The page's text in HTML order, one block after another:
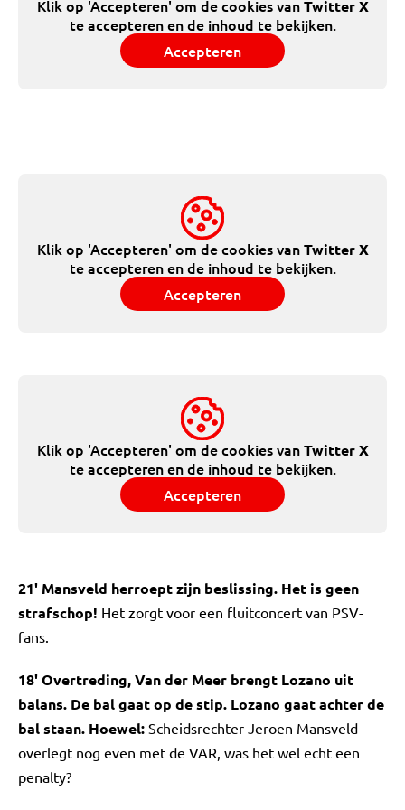
Klik op 'Accepteren' om de cookies vanTwitter X
te accepteren en de inhoud te bekijken.
Accepteren
Klik op 'Accepteren' om de cookies vanTwitter X
te accepteren en de inhoud te bekijken.
Accepteren
Klik op 'Accepteren' om de cookies vanTwitter X
te accepteren en de inhoud te bekijken.
Accepteren
21' Mansveld herroept zijn beslissing. Het is geen
strafschop! Het zorgt voor een fluitconcert van PSV-
fans.
18' Overtreding, Van der Meer brengt Lozano uit
balans. De bal gaat op de stip. Lozano gaat achter de
bal staan. Hoewel: Scheidsrechter Jeroen Mansveld
overlegt nog even met de VAR, was het wel echt een
penalty?